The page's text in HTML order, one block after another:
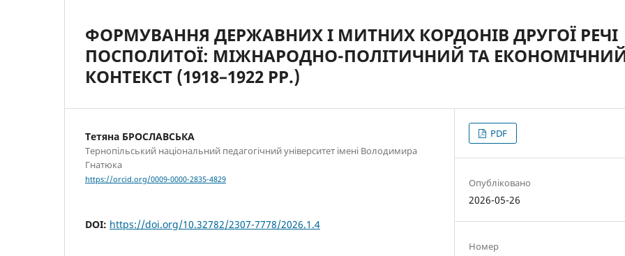
ФОРМУВАННЯ ДЕРЖАВНИХ І МИТНИХ КОРДОНІВ ДРУГОЇ РЕЧІ
ПОСПОЛИТОЇ: МІЖНАРОДНО-ПОЛІТИЧНИЙ ТА
КОНТЕКСТ (1918–1922 РР.)
Тетяна БРОСЛАВСЬКА
Тернопільський національний педагогічний університет імені Володимира
Гнатюка
https://orcid.org/0009-0000-2835-4829
DOI: https://doi.org/10.32782/2307-7778/2026.1.4
PDF
Опубліковано
2026-05-26
Номер